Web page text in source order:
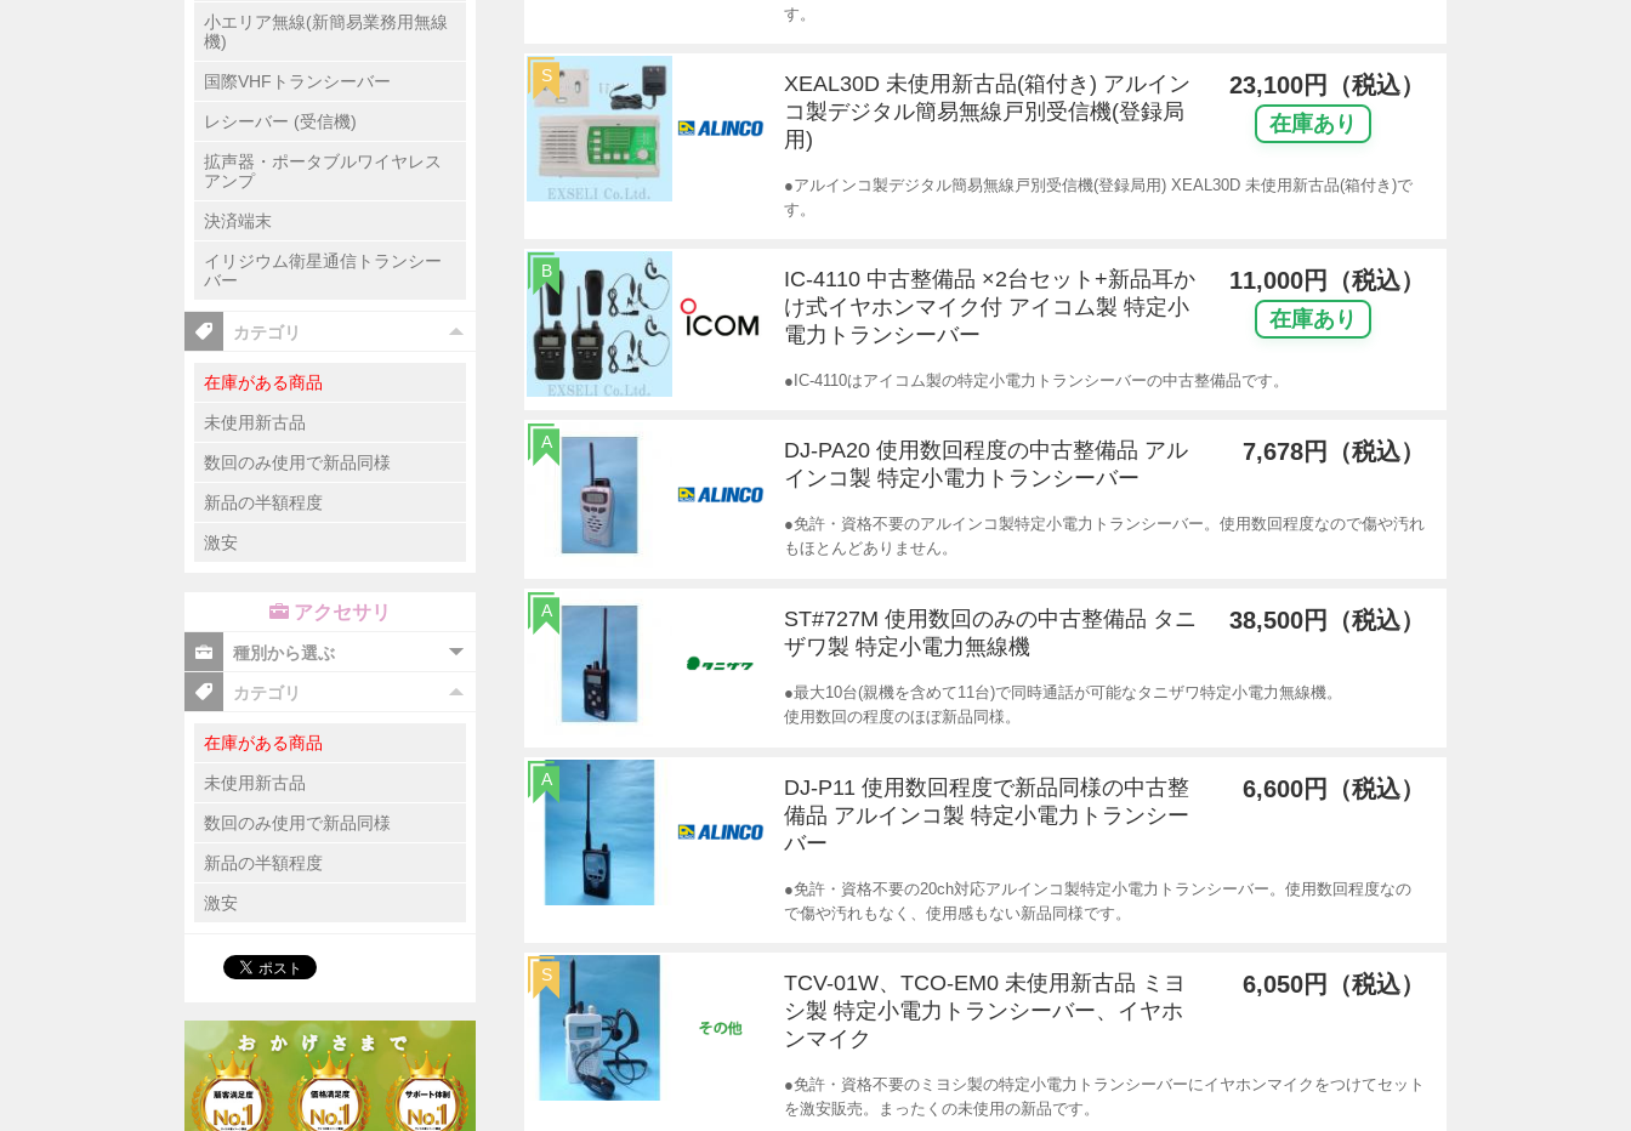
す。
XEAL30D 未使用新古品(箱付き) アルイン
コ製デジタル簡易無線戸別受信機(登録局
用)
23,100円（税込）
在庫あり
●アルインコ製デジタル簡易無線戸別受信機(登録局用) XEAL30D 未使用新古品(箱付き)で
す。
S
IC-4110 中古整備品 ×2台セット+新品耳か
け式イヤホンマイク付 アイコム製 特定小
電力トランシーバー
11,000円（税込）
在庫あり
●IC-4110はアイコム製の特定小電力トランシーバーの中古整備品です。
B
DJ-PA20 使用数回程度の中古整備品 アル
インコ製 特定小電力トランシーバー
7,678円（税込）
●免許・資格不要のアルインコ製特定小電力トランシーバー。使用数回程度なので傷や汚れ
もほとんどありません。
A
ST#727M 使用数回のみの中古整備品 タニ
ザワ製 特定小電力無線機
38,500円（税込）
●最大10台(親機を含めて11台)で同時通話が可能なタニザワ特定小電力無線機。
使用数回の程度のほぼ新品同様。
A
DJ-P11 使用数回程度で新品同様の中古整
備品 アルインコ製 特定小電力トランシー
バー
6,600円（税込）
●免許・資格不要の20ch対応アルインコ製特定小電力トランシーバー。使用数回程度なの
で傷や汚れもなく、使用感もない新品同様です。
A
TCV-01W、TCO-EM0 未使用新古品 ミヨ
シ製 特定小電力トランシーバー、イヤホ
ンマイク
6,050円（税込）
●免許・資格不要のミヨシ製の特定小電力トランシーバーにイヤホンマイクをつけてセット
を激安販売。まったくの未使用の新品です。
S
小エリア無線(新簡易業務用無線
機)
国際VHFトランシーバー
レシーバー (受信機)
拡声器・ポータブルワイヤレス
アンプ
決済端末
イリジウム衛星通信トランシー
バー
カテゴリ
在庫がある商品
未使用新古品
数回のみ使用で新品同様
新品の半額程度
激安
アクセサリ
種別から選ぶ
カテゴリ
在庫がある商品
未使用新古品
数回のみ使用で新品同様
新品の半額程度
激安